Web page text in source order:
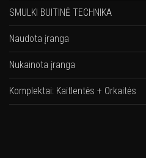
SMULKI BUITINĖ TECHNIKA
Naudota įranga
Nukainota įranga
Komplektai: Kaitlentės + Orkaitės